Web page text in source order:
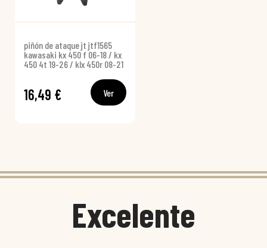
piñón de ataque jt jtf1565
kawasaki kx 450 f 06-18 / kx
450 4t 19-26 / klx 450r 08-21
16,49 € Ver
Excelente